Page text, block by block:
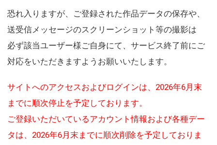
恐れ入りますが、ご登録された作品データの保存や、
送受信メッセージのスクリーンショット等の撮影は
必ず該当ユーザー様ご自身にて、サービス終了前にご
対応をいただきますようお願いいたします。
サイトへのアクセスおよびログインは、2026年6月末
までに順次停止を予定しております。
ご登録いただいているアカウント情報および各種デー
タは、2026年6月末までに順次削除を予定しておりま